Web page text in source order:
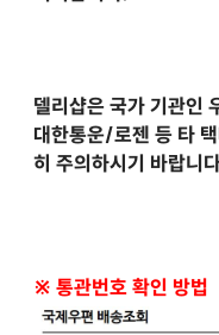
델리샵은 국가 기관인
대한통운/로젠 등 타
히 주의하시기 바랍니
※ 통관번호 확인 방법